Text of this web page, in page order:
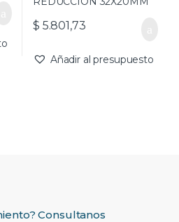
$ 5.801,73
Añadir al presupuesto
Consultanos